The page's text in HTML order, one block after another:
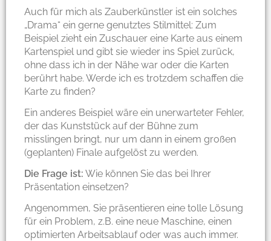
Auch für mich als Zauberkünstler ist ein solches
„Drama“ ein gerne genutztes Stilmittel: Zum
Beispiel zieht ein Zuschauer eine Karte aus einem
Kartenspiel und gibt sie wieder ins Spiel zurück,
ohne dass ich in der Nähe war oder die Karten
berührt habe. Werde ich es trotzdem schaffen die
Karte zu finden?
Ein anderes Beispiel wäre ein unerwarteter Fehler,
der das Kunststück auf der Bühne zum
misslingen bringt, nur um dann in einem großen
(geplanten) Finale aufgelöst zu werden.
Die Frage ist: Wie können Sie das bei Ihrer
Präsentation einsetzen?
Angenommen, Sie präsentieren eine tolle Lösung
für ein Problem, z.B. eine neue Maschine, einen
optimierten Arbeitsablauf oder was auch immer.